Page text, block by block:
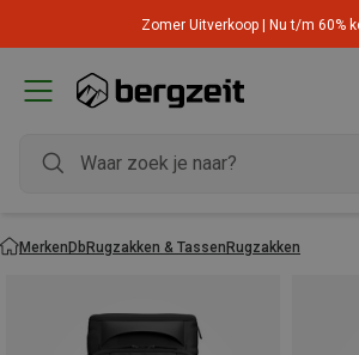
Zomer Uitverkoop | Nu t/m 60%
MerkenDbRugzakken & TassenRugzakken